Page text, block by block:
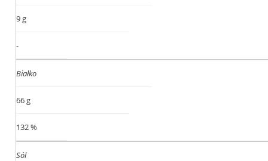
9 g
-
Białko
66 g
132 %
Sól